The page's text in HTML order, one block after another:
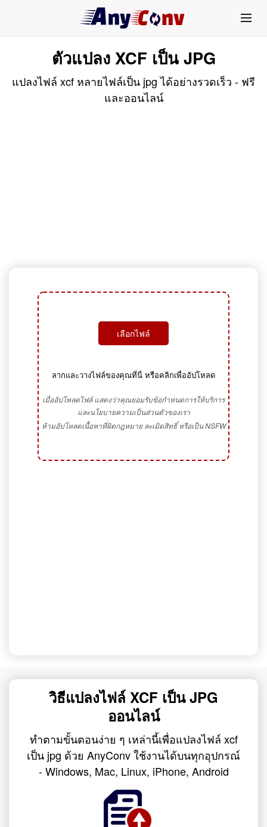
ตัวแปลง XCF เป็น JPG
แปลงไฟล์ xcf หลายไฟล์เป็น jpg ได้อย่างรวดเร็ว - ฟรี
และออนไลน์
เลือกไฟล์
ลากและวางไฟล์ของคุณที่นี่ หรือคลิกเพื่ออัปโหลด
เมื่ออัปโหลดไฟล์ แสดงว่าคุณยอมรับข้อกำหนดการให้บริการ
และนโยบายความเป็นส่วนตัวของเรา
ห้ามอัปโหลดเนื้อหาที่ผิดกฎหมาย ละเมิดสิทธิ์ หรือเป็น NSFW
วิธีแปลงไฟล์ XCF เป็น JPG
ออนไลน์
ทำตามขั้นตอนง่าย ๆ เหล่านี้เพื่อแปลงไฟล์ xcf
เป็น jpg ด้วย AnyConv ใช้งานได้บนทุกอุปกรณ์
- Windows, Mac, Linux, iPhone, Android